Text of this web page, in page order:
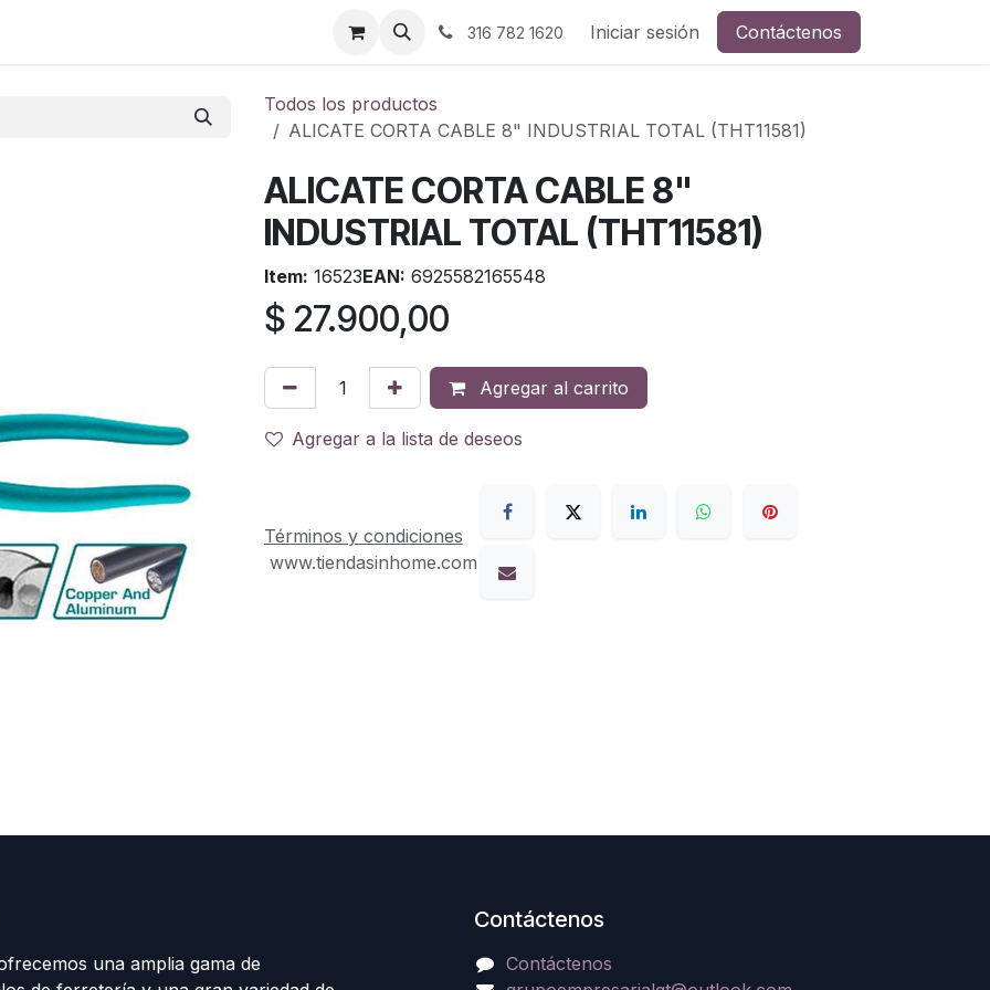
316 782 1620 Iniciar sesión Contáctenos
Todos los productos
ALICATE CORTA CABLE 8" INDUSTRIAL TOTAL (THT11581)
ALICATE CORTA CABLE 8"
INDUSTRIAL TOTAL (THT11581)
Item: 16523EAN: 6925582165548
$ 27.900,00
Agregar al carrito
Agregar a la lista de deseos
Términos y condiciones
www.tiendasinhome.com
una amplia gama de
Contáctenos
Contáctenos